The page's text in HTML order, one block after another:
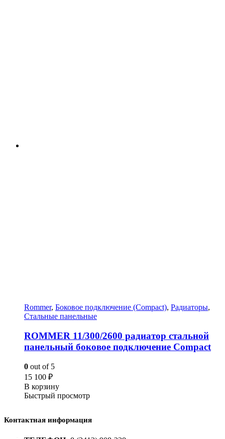
Rommer, Боковое подключение (Compact), Радиаторы,
Стальные панельные
ROMMER 11/300/2600 радиатор стальной
панельный боковое подключение Compact
0 out of 5
15 100 ₽
В корзину
Быстрый просмотр
Контактная информация